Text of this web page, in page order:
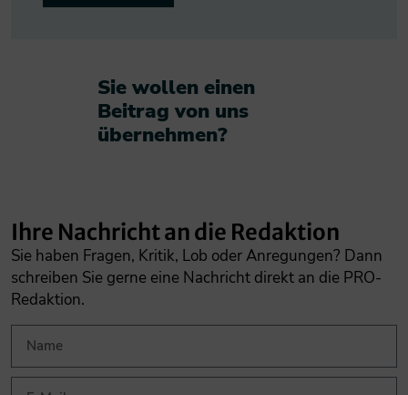
Sie wollen einen
Beitrag von uns
übernehmen?​
Ihre Nachricht an die Redaktion
Sie haben Fragen, Kritik, Lob oder Anregungen? Dann
schreiben Sie gerne eine Nachricht direkt an die PRO-
Redaktion.